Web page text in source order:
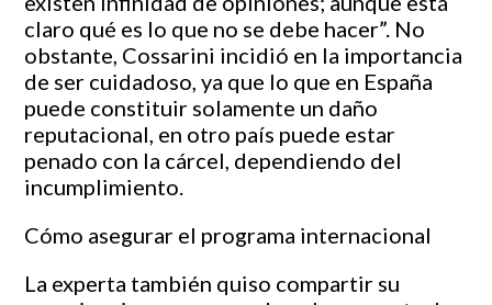
claro qué es lo que no se debe hacer”. No
obstante, Cossarini incidió en la importancia
de ser cuidadoso, ya que lo que en España
puede constituir solamente un daño
reputacional, en otro país puede estar
penado con la cárcel, dependiendo del
incumplimiento.
Cómo asegurar el programa internacional
La experta también quiso compartir su